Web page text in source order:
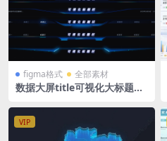
figma格式 全部素材
数据大屏title可视化大标题蓝
VIP